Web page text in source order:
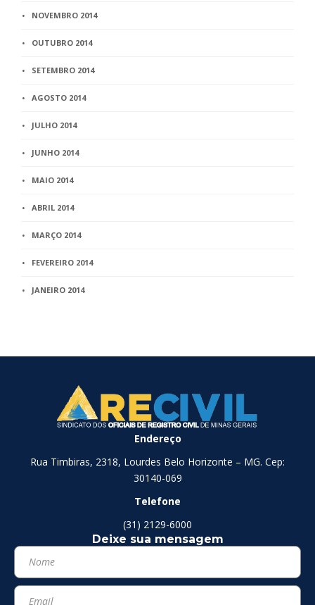
NOVEMBRO 2014
OUTUBRO 2014
SETEMBRO 2014
AGOSTO 2014
JULHO 2014
JUNHO 2014
MAIO 2014
ABRIL 2014
MARÇO 2014
FEVEREIRO 2014
JANEIRO 2014
Endereço
Rua Timbiras, 2318, Lourdes Belo Horizonte – MG. Cep:
30140-069
Telefone
(31) 2129-6000
Deixe sua mensagem